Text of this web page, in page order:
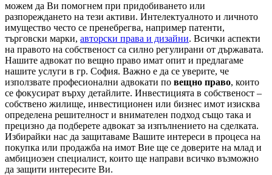
можем да Ви помогнем при придобиването или
разпореждането на тези активи. Интелектуалното и личното
имущество често се пренебрегва, например патенти,
търговски марки, авторски права и дизайни. Всички аспекти
на правото на собственост са силно регулирани от държавата.
Нашите адвокат по вещно право имат опит и предлагаме
нашите услуги в гр. София. Важно е да се уверите, че
използвате професионални адвокати по вещно право, които
се фокусират върху детайлите. Инвестицията в собственост –
собствено жилище, инвестиционен или бизнес имот изисква
определена решителност и внимателен подход също така и
прецизно да подберете адвокат за изпълнението на сделката.
Избирайки нас да защитаваме Вашите интереси в процеса на
покупка или продажба на имот Вие ще се доверите на млад и
амбициозен специалист, които ще направи всичко възможно
да защити интересите Ви.